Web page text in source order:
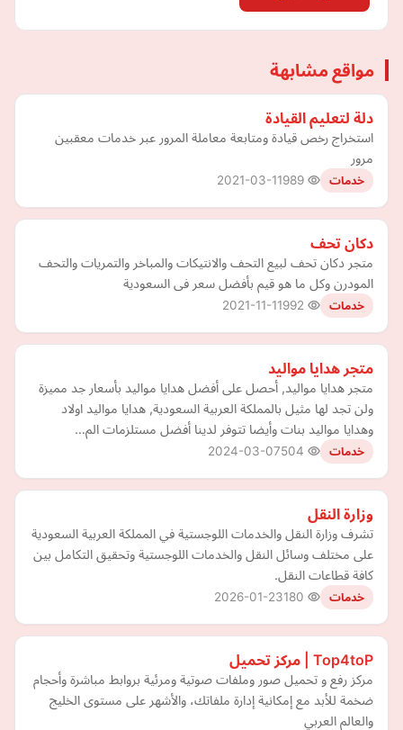
مواقع مشابهة
دلة لتعليم القيادة
استخراج رخص قيادة ومتابعة معاملة المرور عبر خدمات معقبين
مرور
خدمات 2021-03-11
دكان تحف
متجر دكان تحف لبيع التحف والانتيكات والمباخر والتمريات والتحف
المودرن وكل ما هو قيم بأفضل سعر فى السعودية
خدمات 2021-11-11
متجر هدايا مواليد
متجر هدايا مواليد, أحصل على أفضل هدايا مواليد بأسعار جد مميزة
ولن تجد لها مثيل بالمملكة العربية السعودية, هدايا مواليد اولاد
وهدايا مواليد بنات وأيضا تتوفر لدينا أفضل مستلزمات الم…
خدمات 2024-03-07
وزارة النقل
تشرف وزارة النقل والخدمات اللوجستية في المملكة العربية السعودية
على مختلف وسائل النقل والخدمات اللوجستية وتحقيق التكامل بين
كافة قطاعات النقل.
خدمات 2026-01-23
Top4toP | مركز تحميل
مركز رفع و تحميل صور وملفات صوتية ومرئية بروابط مباشرة وأحجام
ضخمة للأبد مع إمكانية إدارة ملفاتك، والأشهر على مستوى الخليج
والعالم العربي